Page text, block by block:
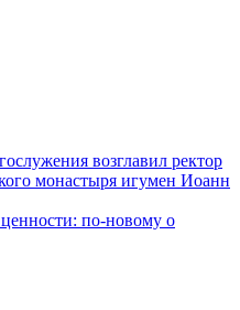
возглавил ректор
монастыря игумен Иоанн
по-новому о